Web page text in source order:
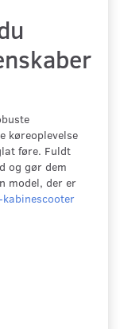
køreoplevelse
føre. Fuldt
og gør dem
model, der er